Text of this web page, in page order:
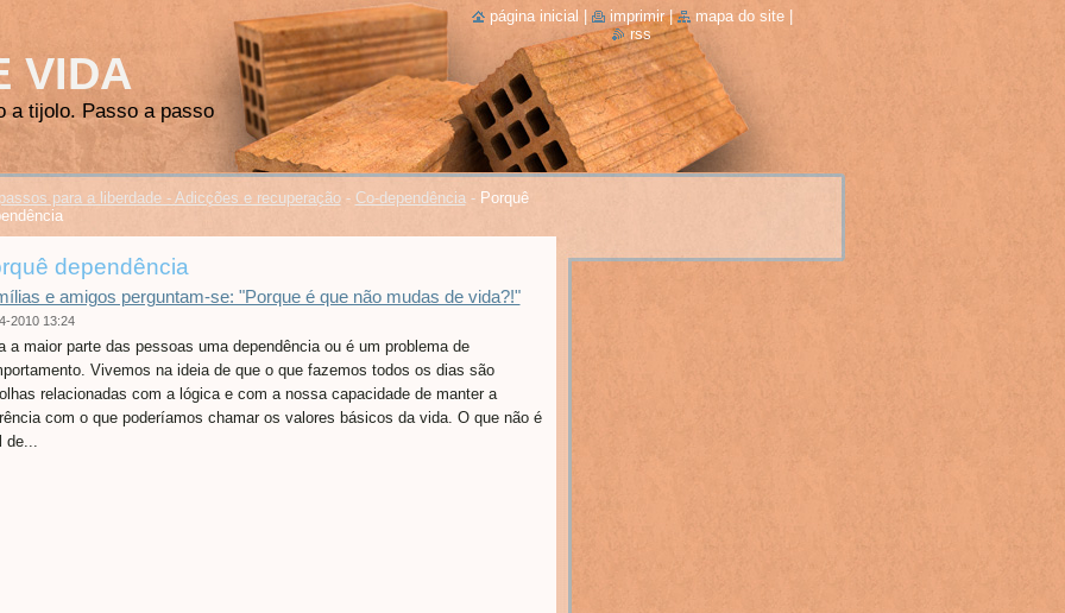
VIDA
a tijolo. Passo a passo
para a liberdade - Adicções e recuperação - Co-dependência - Porquê
dependência
e amigos perguntam-se: "Porque é que não mudas de vida?!"
2010 13:24
a maior parte das pessoas uma dependência ou é um problema de
Vivemos na ideia de que o que fazemos todos os dias são
relacionadas com a lógica e com a nossa capacidade de manter a
com o que poderíamos chamar os valores básicos da vida. O que não é
de...
página inicial imprimir | mapa do site
rss